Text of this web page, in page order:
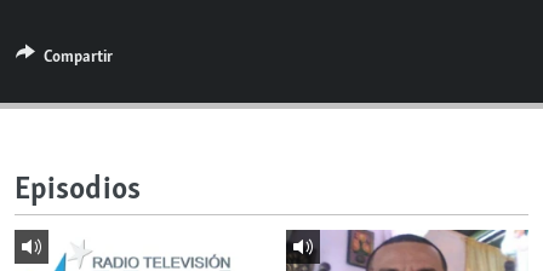
ESPECIALES
ESPECIALES
SER VIEJO EN CUBA
KENTU-CUBANO
MULTIMEDIA
SÍGUENOS
Compartir
Episodios